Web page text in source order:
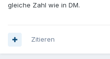
gleiche Zahl wie in DM.
Zitieren